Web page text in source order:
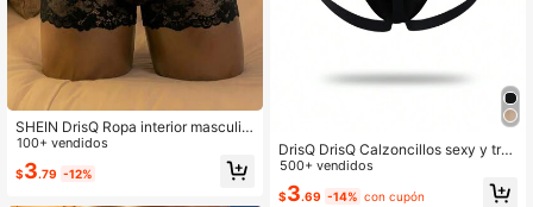
SHEIN DrisQ Ropa interior masculin
a sexy de encaje transparente y cin
tura baja
100+ vendidos
$3.79 -12%
DrisQ DrisQ Calzoncillos sexy y tra
nspirables de unicolor y calados par
a hombres
500+ vendidos
$3.69 -14% con cupón